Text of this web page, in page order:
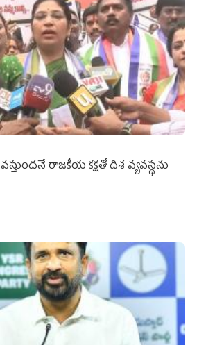
రాజకీయ కక్షతో దిశ వ్య‌వ‌స్థ‌ను